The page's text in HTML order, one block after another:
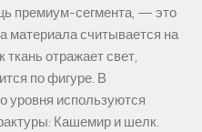
премиум-сегмента, — это
материала считывается на
ткань отражает свет,
по фигуре. В
уровня используются
Кашемир и шелк.